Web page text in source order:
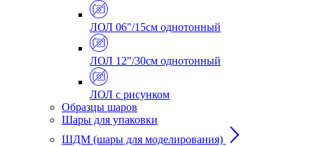
ЛОЛ 06"/15см однотонный
ЛОЛ 12"/30см однотонный
ЛОЛ с рисунком
Образцы шаров
Шары для упаковки
ШДМ (шары для моделирования)